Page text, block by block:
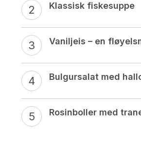
Klassisk fiskesuppe
Vaniljeis – en
Bulgursalat med
Rosinboller med